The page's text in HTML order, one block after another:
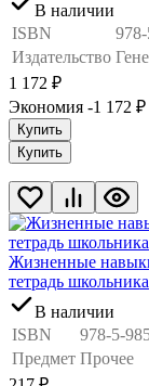
В наличии
ISBN
Издательство
1 172 ₽
Экономия -1 172 ₽
Купить
Купить
Жизненные
тетрадь школьника
В наличии
ISBN
978-5-
Предмет Прочее